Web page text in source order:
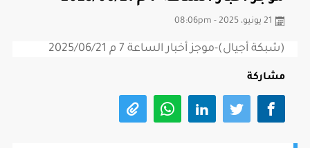
21 يونيو، 2025 - 08:06pm
(شبكة أجيال)-موجز أخبار الساعة 7 م 2025/06/21
مشاركة